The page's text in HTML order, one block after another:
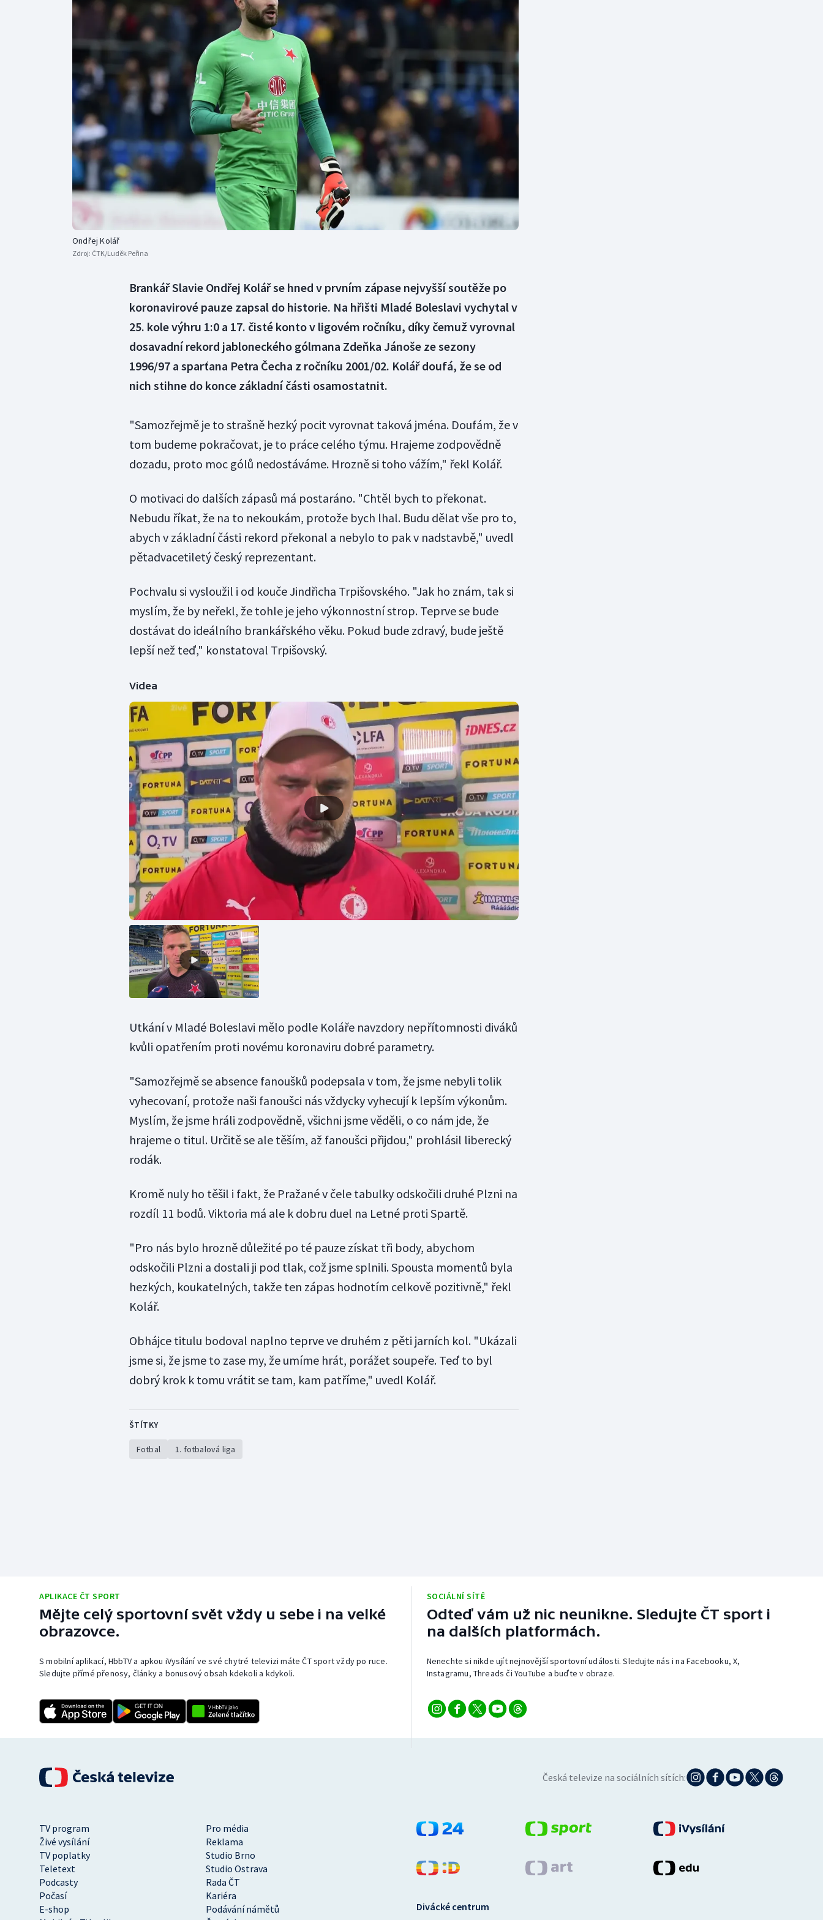
Curling
Dostihy
Florbal
Futsal
Golf
Gymnastika
Moderní pětiboj
Motorsport
Olympijské hry
Parasport
Plavání
Plážový volejbal
Triatlon
Veslování
Vodní slalom
Volejbal
Ostatní
Ondřej Kolář
Zdroj: ČTK/Luděk Peřina
Brankář Slavie Ondřej Kolář se hned v prvním zápase nejvyšší soutěže po
koronavirové pauze zapsal do historie. Na hřišti Mladé Boleslavi vychytal v
25. kole výhru 1:0 a 17. čisté konto v ligovém ročníku, díky čemuž vyrovnal
dosavadní rekord jabloneckého gólmana Zdeňka Jánoše ze sezony
1996/97 a sparťana Petra Čecha z ročníku 2001/02. Kolář doufá, že se od
nich stihne do konce základní části osamostatnit.
"Samozřejmě je to strašně hezký pocit vyrovnat taková jména. Doufám, že v
tom budeme pokračovat, je to práce celého týmu. Hrajeme zodpovědně
dozadu, proto moc gólů nedostáváme. Hrozně si toho vážím," řekl Kolář.
O motivaci do dalších zápasů má postaráno. "Chtěl bych to překonat.
Nebudu říkat, že na to nekoukám, protože bych lhal. Budu dělat vše pro to,
abych v základní části rekord překonal a nebylo to pak v nadstavbě," uvedl
pětadvacetiletý český reprezentant.
Pochvalu si vysloužil i od kouče Jindřicha Trpišovského. "Jak ho znám, tak si
myslím, že by neřekl, že tohle je jeho výkonnostní strop. Teprve se bude
dostávat do ideálního brankářského věku. Pokud bude zdravý, bude ještě
lepší než teď," konstatoval Trpišovský.
Videa
Utkání v Mladé Boleslavi mělo podle Koláře navzdory nepřítomnosti diváků
kvůli opatřením proti novému koronaviru dobré parametry.
"Samozřejmě se absence fanoušků podepsala v tom, že jsme nebyli tolik
vyhecovaní, protože naši fanoušci nás vždycky vyhecují k lepším výkonům.
Myslím, že jsme hráli zodpovědně, všichni jsme věděli, o co nám jde, že
hrajeme o titul. Určitě se ale těším, až fanoušci přijdou," prohlásil liberecký
rodák.
Kromě nuly ho těšil i fakt, že Pražané v čele tabulky odskočili druhé Plzni na
rozdíl 11 bodů. Viktoria má ale k dobru duel na Letné proti Spartě.
"Pro nás bylo hrozně důležité po té pauze získat tři body, abychom
odskočili Plzni a dostali ji pod tlak, což jsme splnili. Spousta momentů byla
hezkých, koukatelných, takže ten zápas hodnotím celkově pozitivně," řekl
Kolář.
Obhájce titulu bodoval naplno teprve ve druhém z pěti jarních kol. "Ukázali
jsme si, že jsme to zase my, že umíme hrát, porážet soupeře. Teď to byl
dobrý krok k tomu vrátit se tam, kam patříme," uvedl Kolář.
ŠTÍTKY
Fotbal 1. fotbalová liga
APLIKACE ČT SPORT
Mějte celý sportovní svět vždy u sebe i na velké
obrazovce.
S mobilní aplikací, HbbTV a apkou iVysílání ve své chytré televizi máte ČT sport vždy po ruce.
Sledujte přímé přenosy, články a bonusový obsah kdekoli a kdykoli.
SOCIÁLNÍ SÍTĚ
Odteď vám už nic neunikne. Sledujte ČT sport i
na dalších platformách.
Nenechte si nikde ujít nejnovější sportovní události. Sledujte nás i na Facebooku, X,
Instagramu, Threads či YouTube a buďte v obraze.
Česká televize na sociálních sítích:
TV program
Pro média
Živé vysílání
Reklama
TV poplatky
Studio Brno
Teletext
Studio Ostrava
Podcasty
Rada ČT
Počasí
Kariéra
E-shop
Podávání námětů
Divácké centrum